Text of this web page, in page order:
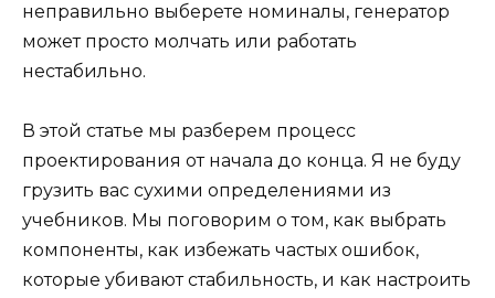
неправильно выберете номиналы, генератор
может просто молчать или работать
нестабильно.
В этой статье мы разберем процесс
проектирования от начала до конца. Я не буду
грузить вас сухими определениями из
учебников. Мы поговорим о том, как выбрать
компоненты, как избежать частых ошибок,
которые убивают стабильность, и как настроить